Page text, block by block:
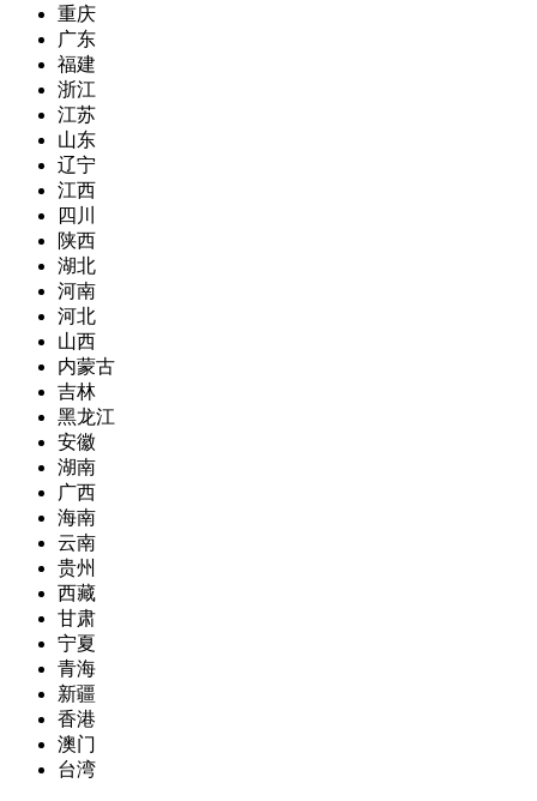
重庆
广东
福建
浙江
江苏
山东
辽宁
江西
四川
陕西
湖北
河南
河北
山西
内蒙古
吉林
黑龙江
安徽
湖南
广西
海南
云南
贵州
西藏
甘肃
宁夏
青海
新疆
香港
澳门
台湾